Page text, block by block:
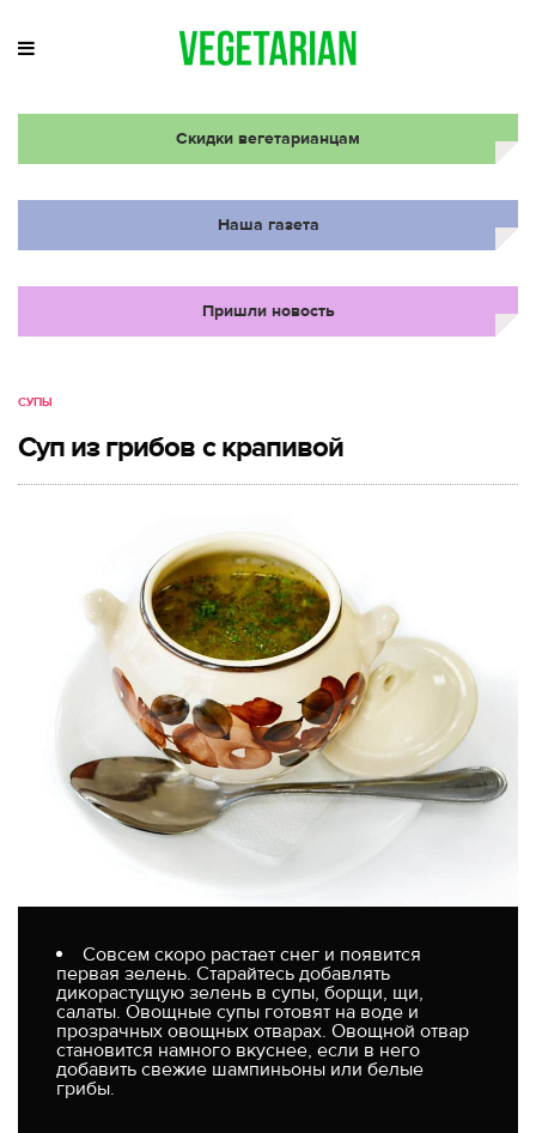
Скидки вегетарианцам
Наша газета
Пришли новость
СУПЫ
Суп из грибов с крапивой
Совсем скоро растает снег и появится
первая зелень. Старайтесь добавлять
дикорастущую зелень в супы, борщи, щи,
салаты. Овощные супы готовят на воде и
прозрачных овощных отварах. Овощной отвар
становится намного вкуснее, если в него
добавить свежие шампиньоны или белые
грибы.